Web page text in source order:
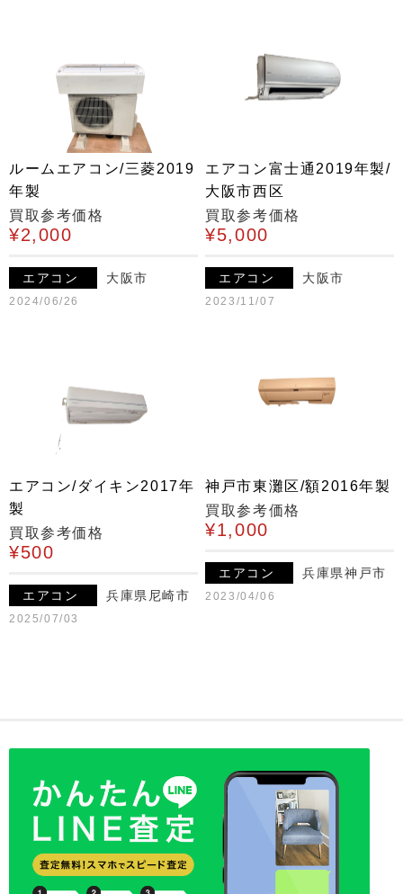
ルームエアコン/三菱2019
年製
買取参考価格
¥2,000
エアコン 大阪市
2024/06/26
エアコン富士通2019年製/
大阪市西区
買取参考価格
¥5,000
エアコン 大阪市
2023/11/07
エアコン/ダイキン2017年
製
買取参考価格
¥500
エアコン 兵庫県尼崎市
2025/07/03
神戸市東灘区/額2016年製
買取参考価格
¥1,000
エアコン 兵庫県神戸市
2023/04/06